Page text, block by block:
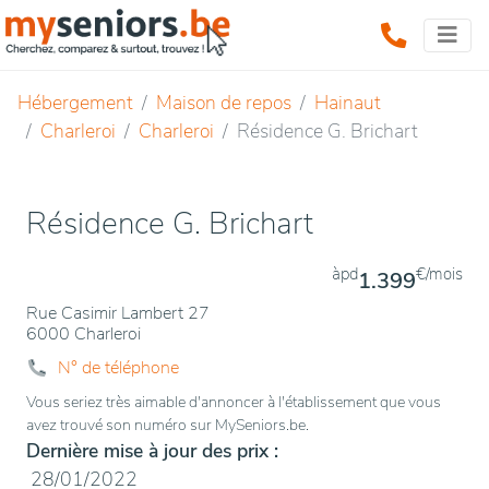
Hébergement Maison de repos
Hainaut
Charleroi
Charleroi Résidence G. Brichart
Résidence G. Brichart
Rue Casimir Lambert 27
6000 Charleroi
àpd1.399€/mois
N° de téléphone
Vous seriez très aimable d'annoncer à l'établissement que vous
avez trouvé son numéro sur MySeniors.be.
Dernière mise à jour des prix :
28/01/2022